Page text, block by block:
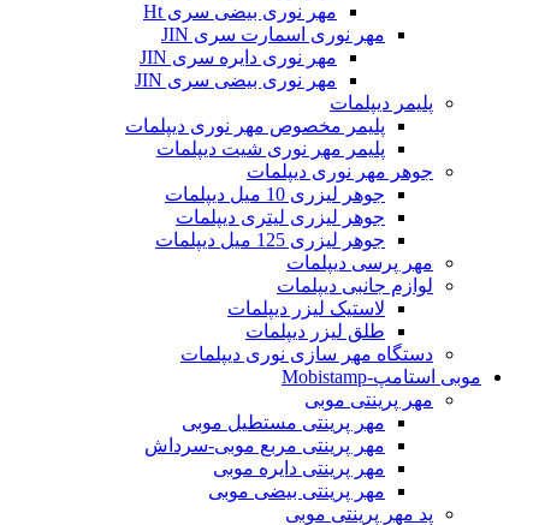
مهر نوری بیضی سری Ht
مهر نوری اسمارت سری JIN
مهر نوری دایره سری JIN
مهر نوری بیضی سری JIN
پلیمر دیپلمات
پلیمر مخصوص مهر نوری دیپلمات
پلیمر مهر نوری شیت دیپلمات
جوهر مهر نوری دیپلمات
جوهر لیزری 10 میل دیپلمات
جوهر لیزری لیتری دیپلمات
جوهر لیزری 125 میل دیپلمات
مهر پرسی دیپلمات
لوازم جانبی دیپلمات
لاستیک لیزر دیپلمات
طلق لیزر دیپلمات
دستگاه مهر سازی نوری دیپلمات
موبی استامپ-Mobistamp
مهر پرینتی موبی
مهر پرینتی مستطیل موبی
مهر پرینتی مربع موبی-سرداش
مهر پرینتی دایره موبی
مهر پرینتی بیضی موبی
پد مهر پرینتی موبی